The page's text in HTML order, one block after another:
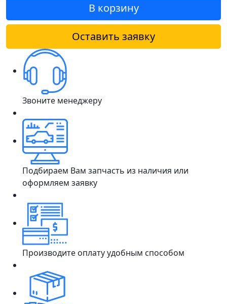
В корзину
Оставить заявку
Звоните менеджеру
Подбираем Вам запчасть из наличия или
оформляем заявку
Производите оплату удобным способом